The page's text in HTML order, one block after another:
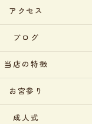
アクセス
ブログ
当店の特徴
お宮参り
成人式